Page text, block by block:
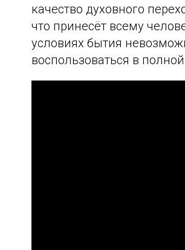
качество духовного
что принесёт всему
условиях бытия
воспользоваться в